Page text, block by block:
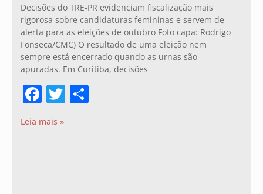
Decisões do TRE-PR evidenciam fiscalização mais
rigorosa sobre candidaturas femininas e servem de
alerta para as eleições de outubro Foto capa: Rodrigo
Fonseca/CMC) O resultado de uma eleição nem
sempre está encerrado quando as urnas são
apuradas. Em Curitiba, decisões
Facebook
Twitter
Leia mais »